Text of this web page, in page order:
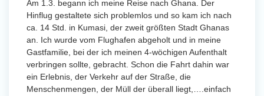
Am 1.3. begann ich meine Reise nach Ghana. Der
Hinflug gestaltete sich problemlos und so kam ich nach
ca. 14 Std. in Kumasi, der zweit größten Stadt Ghanas
an. Ich wurde vom Flughafen abgeholt und in meine
Gastfamilie, bei der ich meinen 4-wöchigen Aufenthalt
verbringen sollte, gebracht. Schon die Fahrt dahin war
ein Erlebnis, der Verkehr auf der Straße, die
Menschenmengen, der Müll der überall liegt,….einfach